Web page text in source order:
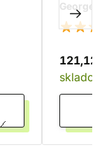
George
121,12 €
skladom